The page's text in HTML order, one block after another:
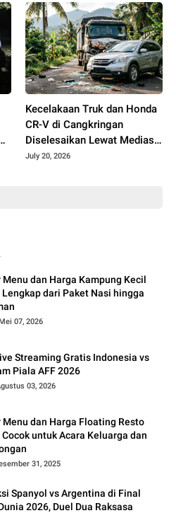
Kecelakaan Truk dan Honda
CR-V di Cangkringan
Diselesaikan Lewat Mediasi,
Polisi Pastikan Tak Ada
July 20, 2026
Menu dan Harga Kampung Kecil
dari Paket Nasi hingga
07, 2026
Streaming Gratis Indonesia vs
Piala AFF 2026
03, 2026
Menu dan Harga Floating Resto
untuk Acara Keluarga dan
31, 2025
Spanyol vs Argentina di Final
2026, Duel Dua Raksasa